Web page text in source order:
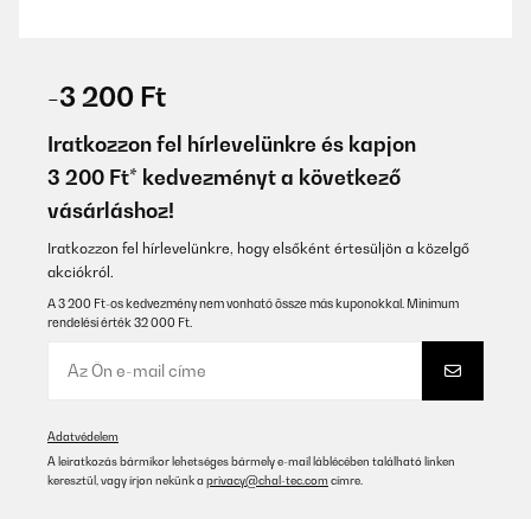
-3 200 Ft
Iratkozzon fel hírlevelünkre és kapjon
3 200 Ft* kedvezményt a következő
vásárláshoz!
Iratkozzon fel hírlevelünkre, hogy elsőként értesüljön a közelgő
akciókról.
A 3 200 Ft-os kedvezmény nem vonható össze más kuponokkal. Minimum
rendelési érték 32 000 Ft.
Adatvédelem
A leiratkozás bármikor lehetséges bármely e-mail láblécében található linken
keresztül, vagy írjon nekünk a privacy@chal-tec.com címre.